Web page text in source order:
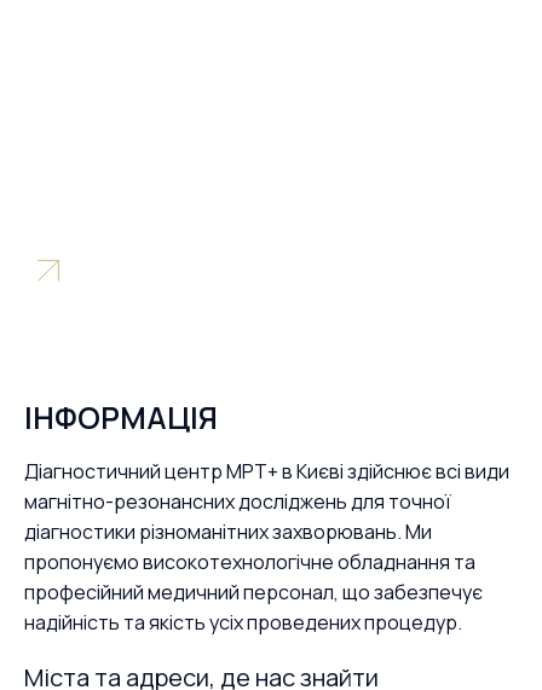
ІНФОРМАЦІЯ
Діагностичний центр МРТ+ в Києві здійснює всі види
магнітно-резонансних досліджень для точної
діагностики різноманітних захворювань. Ми
пропонуємо високотехнологічне обладнання та
професійний медичний персонал, що забезпечує
надійність та якість усіх проведених процедур.
Міста та адреси, де нас знайти